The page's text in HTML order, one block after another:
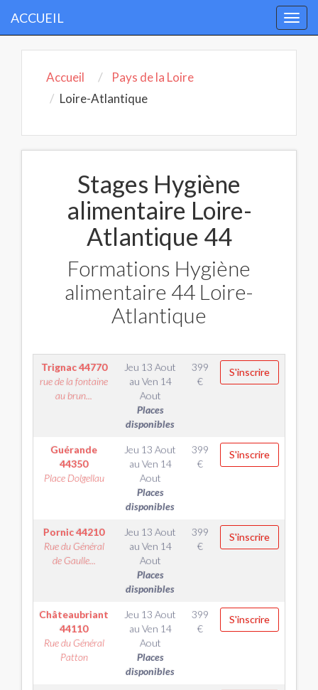
ACCUEIL
Accueil
Pays de la Loire
Loire-Atlantique
Stages Hygiène
alimentaire Loire-
Atlantique 44
Formations Hygiène
alimentaire 44 Loire-
Atlantique
Trignac44770
rue de la fontaine
au brun...
Jeu 13 Aout
au Ven 14
Aout
Places
disponibles
399
€
S'inscrire
Guérande
44350
Place Dolgellau
Jeu 13 Aout
au Ven 14
Aout
Places
disponibles
399
€
S'inscrire
Pornic44210
Rue du Général
de Gaulle...
Jeu 13 Aout
au Ven 14
Aout
Places
disponibles
399
€
S'inscrire
Châteaubriant
44110
Rue du Général
Patton
Jeu 13 Aout
au Ven 14
Aout
Places
disponibles
399
€
S'inscrire